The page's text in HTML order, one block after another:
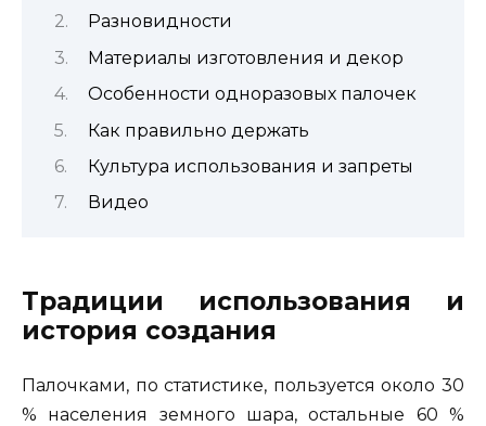
Разновидности
Материалы изготовления и декор
Особенности одноразовых палочек
Как правильно держать
Культура использования и запреты
Видео
Традиции использования и
история создания
Палочками, по статистике, пользуется около 30
% населения земного шара, остальные 60 %